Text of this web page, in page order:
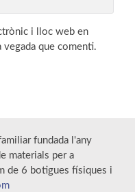
i lloc web en
vegada que comenti.
fundada l'any
materials per a
de 6 botigues físiques i